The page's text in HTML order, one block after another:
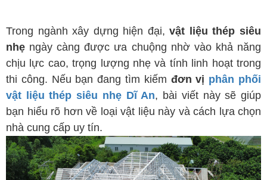
Trong ngành xây dựng hiện đại,vật liệu thép siêu
nhẹ ngày càng được ưa chuộng nhờ vào khả năng
chịu lực cao, trọng lượng nhẹ và tính linh hoạt trong
thi công. Nếu bạn đang tìm kiếm đơn vị phân phối
vật liệu thép siêu nhẹ Dĩ An, bài viết này sẽ giúp
bạn hiểu rõ hơn về loại vật liệu này và cách lựa chọn
nhà cung cấp uy tín.